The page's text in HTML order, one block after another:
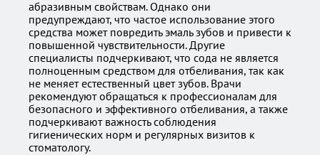
абразивным свойствам. Однако они
предупреждают, что частое использование этого
средства может повредить эмаль зубов и привести к
повышенной чувствительности. Другие
специалисты подчеркивают, что сода не является
полноценным средством для отбеливания, так как
не меняет естественный цвет зубов. Врачи
рекомендуют обращаться к профессионалам для
безопасного и эффективного отбеливания, а также
подчеркивают важность соблюдения
гигиенических норм и регулярных визитов к
стоматологу.